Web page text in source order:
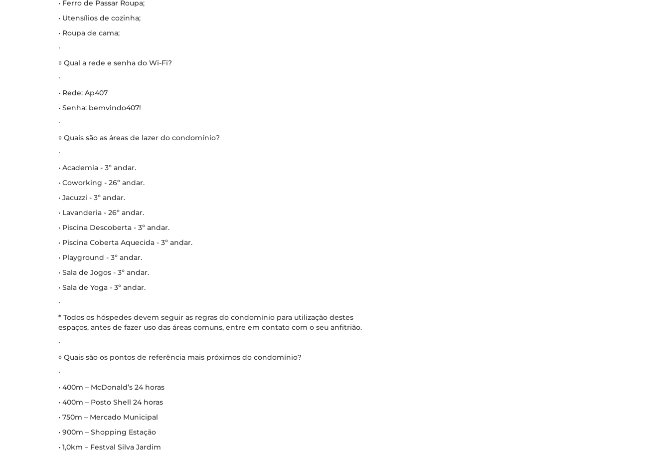
• Ferro de Passar Roupa;
• Utensílios de cozinha;
• Roupa de cama;
∙
◊ Qual a rede e senha do Wi-Fi?
∙
• Rede: Ap407
• Senha: bemvindo407!
∙
◊ Quais são as áreas de lazer do condomínio?
∙
• Academia - 3º andar.
• Coworking - 26º andar.
• Jacuzzi - 3º andar.
• Lavanderia - 26º andar.
• Piscina Descoberta - 3º andar.
• Piscina Coberta Aquecida - 3º andar.
• Playground - 3º andar.
• Sala de Jogos - 3º andar.
• Sala de Yoga - 3º andar.
∙
* Todos os hóspedes devem seguir as regras do condomínio para utilização destes
espaços, antes de fazer uso das áreas comuns, entre em contato com o seu anfitrião.
∙
◊ Quais são os pontos de referência mais próximos do condomínio?
∙
• 400m – McDonald’s 24 horas
• 400m – Posto Shell 24 horas
• 750m – Mercado Municipal
• 900m – Shopping Estação
• 1,0km – Festval Silva Jardim